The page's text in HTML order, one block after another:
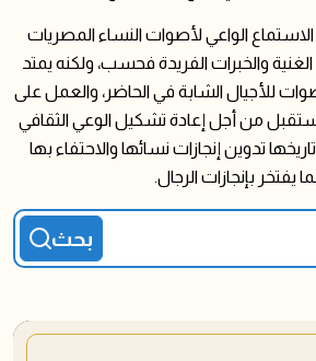
الواعي لأصوات النساء المصريات
والخبرات الفريدة فحسب، ولكنه يمتد
للأجيال الشابة في الحاضر، والعمل على
من أجل إعادة تشكيل الوعي الثقافي
تدوين إنجازات نسائها والاحتفاء بها
يفتخر بإنجازات الرجال.
بحث